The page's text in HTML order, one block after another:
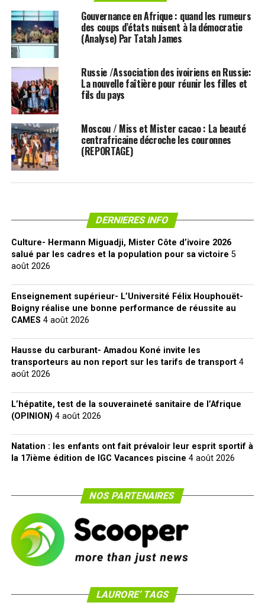
Gouvernance en Afrique : quand les rumeurs
des coups d’états nuisent à la démocratie
(Analyse) Par Tatah James
Russie /Association des ivoiriens en Russie:
La nouvelle faîtière pour réunir les filles et
fils du pays
Moscou / Miss et Mister cacao : La beauté
centrafricaine décroche les couronnes
(REPORTAGE)
DERNIERES INFO
Culture- Hermann Miguadji, Mister Côte d’ivoire 2026
salué par les cadres et la population pour sa victoire 5
août 2026
Enseignement supérieur- L’Université Félix Houphouët-
Boigny réalise une bonne performance de réussite au
CAMES 4 août 2026
Hausse du carburant- Amadou Koné invite les
transporteurs au non report sur les tarifs de transport 4
août 2026
L’hépatite, test de la souveraineté sanitaire de l’Afrique
(OPINION) 4 août 2026
Natation : les enfants ont fait prévaloir leur esprit sportif à
la 17ième édition de IGC Vacances piscine 4 août 2026
NOS PARTENAIRES
LAURORE’ TAGS